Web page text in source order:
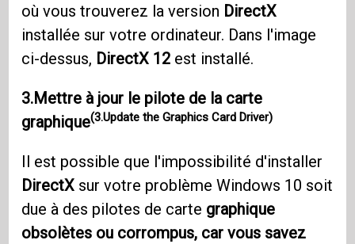
où vous trouverez la version DirectX
installée sur votre ordinateur. Dans l'image
ci-dessus, DirectX 12 est installé.
3.Mettre à jour le pilote de la carte
graphique(3.Update the Graphics Card Driver)
Il est possible que l'impossibilité d'installer
DirectX sur votre problème Windows 10 soit
due à des pilotes de carte graphique
obsolètes ou corrompus, car vous savez